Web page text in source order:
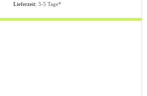
Lieferzeit: 3-5 Tage*